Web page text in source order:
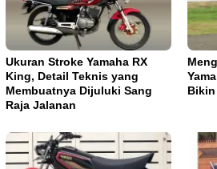
Ukuran Stroke Yamaha RX
King, Detail Teknis yang
Membuatnya Dijuluki Sang
Raja Jalanan